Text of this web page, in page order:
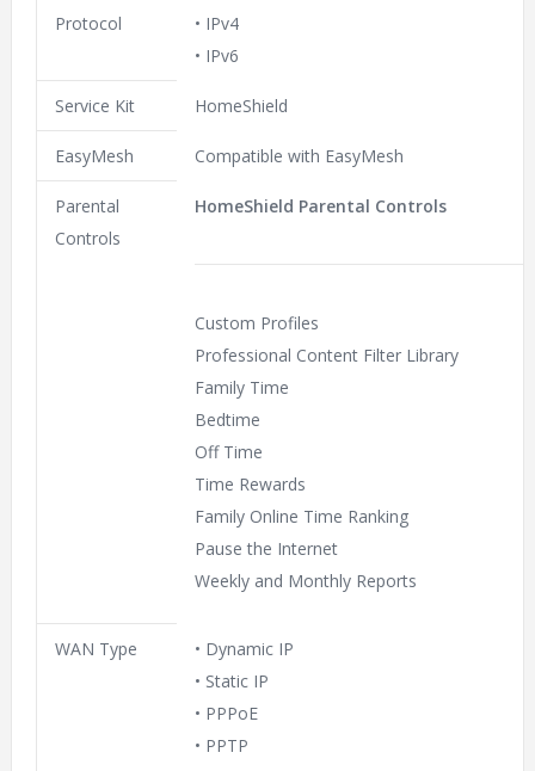
Protocol
• IPv4
• IPv6
Service Kit HomeShield
EasyMesh Compatible with EasyMesh
Parental
Controls
HomeShield Parental Controls
Custom Profiles
Professional Content Filter Library
Family Time
Bedtime
Off Time
Time Rewards
Family Online Time Ranking
Pause the Internet
Weekly and Monthly Reports
WAN Type
• Dynamic IP
• Static IP
• PPPoE
• PPTP